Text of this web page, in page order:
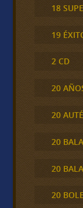
18
19
2 CD
20
20
20
20
20